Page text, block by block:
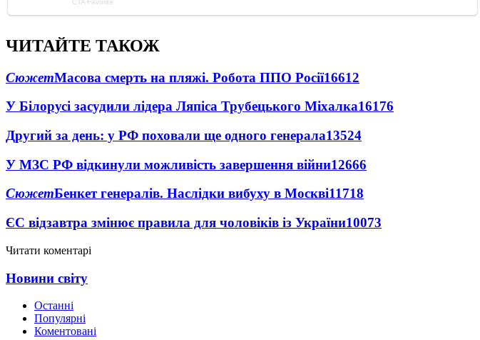
ЧИТАЙТЕ ТАКОЖ
СюжетМасова смерть на пляжі. Робота ППО Росії16612
У Білорусі засудили лідера Ляпіса Трубецького Міхалка16176
Другий за день: у РФ поховали ще одного генерала13524
У МЗС РФ відкинули можливість завершення війни12666
СюжетБенкет генералів. Наслідки вибуху в Москві11718
ЄС відзавтра змінює правила для чоловіків із України10073
Читати коментарі
Новини світу
Останні
Популярні
Коментовані